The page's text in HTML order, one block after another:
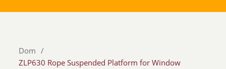
Dom
ZLP630 Rope Suspended Platform for Window